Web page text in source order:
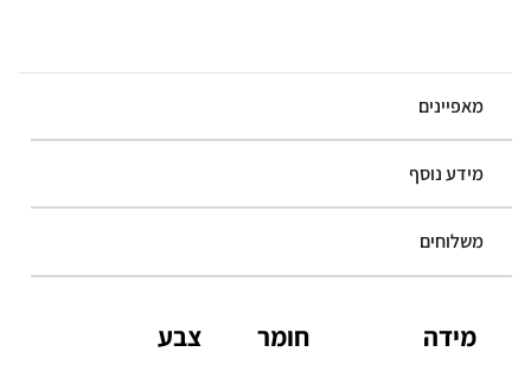
מאפיינים
מידע נוסף
משלוחים
מידה
חומר
צבע